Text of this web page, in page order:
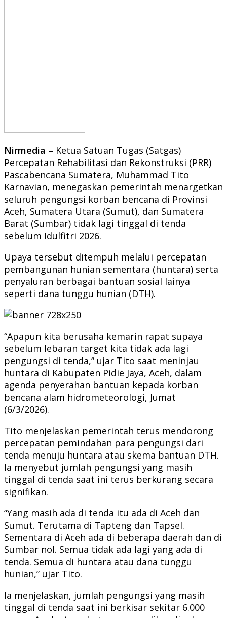
Nirmedia – Ketua Satuan Tugas (Satgas)
Percepatan Rehabilitasi dan Rekonstruksi (PRR)
Pascabencana Sumatera, Muhammad Tito
Karnavian, menegaskan pemerintah menargetkan
seluruh pengungsi korban bencana di Provinsi
Aceh, Sumatera Utara (Sumut), dan Sumatera
Barat (Sumbar) tidak lagi tinggal di tenda
sebelum Idulfitri 2026.
Upaya tersebut ditempuh melalui percepatan
pembangunan hunian sementara (huntara) serta
penyaluran berbagai bantuan sosial lainya
seperti dana tunggu hunian (DTH).
“Apapun kita berusaha kemarin rapat supaya
sebelum lebaran target kita tidak ada lagi
pengungsi di tenda,” ujar Tito saat meninjau
huntara di Kabupaten Pidie Jaya, Aceh, dalam
agenda penyerahan bantuan kepada korban
bencana alam hidrometeorologi, Jumat
(6/3/2026).
Tito menjelaskan pemerintah terus mendorong
percepatan pemindahan para pengungsi dari
tenda menuju huntara atau skema bantuan DTH.
Ia menyebut jumlah pengungsi yang masih
tinggal di tenda saat ini terus berkurang secara
signifikan.
“Yang masih ada di tenda itu ada di Aceh dan
Sumut. Terutama di Tapteng dan Tapsel.
Sementara di Aceh ada di beberapa daerah dan di
Sumbar nol. Semua tidak ada lagi yang ada di
tenda. Semua di huntara atau dana tunggu
hunian,” ujar Tito.
Ia menjelaskan, jumlah pengungsi yang masih
tinggal di tenda saat ini berkisar sekitar 6.000